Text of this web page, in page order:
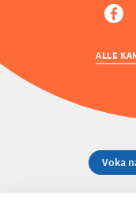
ALLE